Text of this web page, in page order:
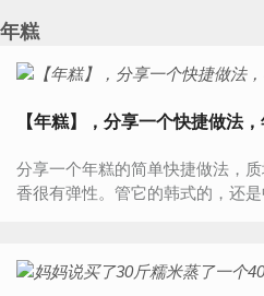
年糕
【年糕】，分享一个快捷做法
分享一个年糕的简单快捷做法，
香很有弹性。管它的韩式的，还